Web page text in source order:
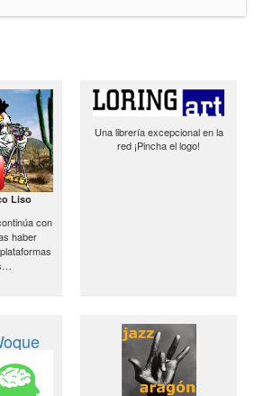
Liso
con
haber
Una librería excepcional en la
red ¡Pincha el logo!